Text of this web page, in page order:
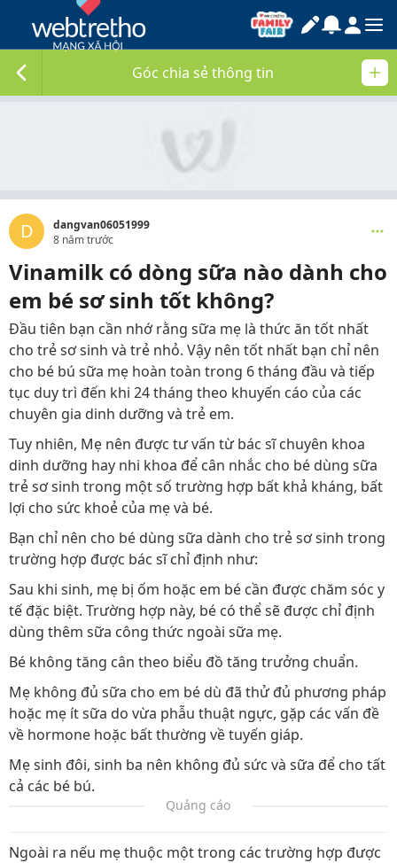
Góc chia sẻ thông tin
D
dangvan06051999
8 năm trước
Vinamilk có dòng sữa nào dành cho
em bé sơ sinh tốt không?
Đầu tiên bạn cần nhớ rằng sữa mẹ là thức ăn tốt nhất
cho trẻ sơ sinh và trẻ nhỏ. Vậy nên tốt nhất bạn chỉ nên
cho bé bú sữa mẹ hoàn toàn trong 6 tháng đầu và tiếp
tục duy trì đến khi 24 tháng theo khuyến cáo của các
chuyên gia dinh dưỡng và trẻ em.
Tuy nhiên, Mẹ nên được tư vấn từ bác sĩ chuyên khoa
dinh dưỡng hay nhi khoa để cân nhắc cho bé dùng sữa
trẻ sơ sinh trong một số trường hợp bất khả kháng, bất
lợi cho sức khoẻ của mẹ và bé.
Bạn chỉ nên cho bé dùng sữa dành cho trẻ sơ sinh trong
trường hợp được bác sĩ chỉ định như:
Sau khi sinh, mẹ bị ốm hoặc em bé cần được chăm sóc y
tế đặc biệt. Trường hợp này, bé có thể sẽ được chỉ định
dùng thêm sữa công thức ngoài sữa mẹ.
Bé không tăng cân theo biểu đồ tăng trưởng chuẩn.
Mẹ không đủ sữa cho em bé dù đã thử đủ phương pháp
hoặc mẹ ít sữa do vừa phẫu thuật ngực, gặp các vấn đề
về hormone hoặc bất thường về tuyến giáp.
Mẹ sinh đôi, sinh ba nên không đủ sức và sữa để cho tất
cả các bé bú.
Quảng cáo
Ngoài ra nếu mẹ thuộc một trong các trường hợp được